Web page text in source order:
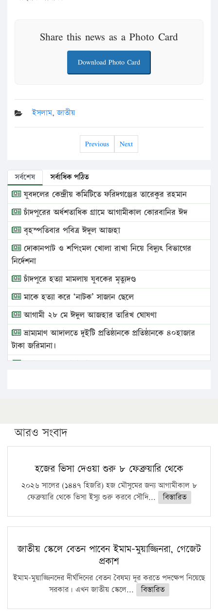
Share this news as a Photo Card
Download Photo Card
ইসলাম,জাতীয়
Previous Next
সর্বশেষ সর্বাধিক পঠিত
যুবদলের কেন্দ্রীয় কমিটিতে ফরিদগঞ্জের তারেকুর রহমান
চাঁদপুরের অর্ধশতাধিক গ্রামে আগামীকাল কোরবানির ঈদ
বৃহস্পতিবার পবিত্র ঈদুল আজহা
দোকানপাট ও শপিংমল খোলা রাখা নিয়ে বিদ্যুৎ বিভাগের
নির্দেশনা
চাঁদপুরে হত্যা মামলায় যুবকের মৃত্যুদণ্ড
মাকে হত্যা করে ‘নাটক’ সাজান ছেলে
আগামী ২৮ মে ঈদুল আজহার তারিখ ঘোষণা
ভ্রাম্যমাণ আদালতে দুইটি প্রতিষ্ঠানকে প্রতিষ্ঠানকে ৪০হাজার
টাকা জরিমানা।
এবার লঞ্চের ভাড়া বাড়ল
পিএইচডি করছেন কুয়েটের কৃতি…
সারা দেশে বজ্রাঘাতে ১৪ জনের প্রাণহানি
কঠোর হচ্ছে এসএসসি ও এইচএসসি পরীক্ষা
ফরিদগঞ্জে আগুনে পুড়লো ৬ ব্যবসা প্রতিষ্ঠান
আরও সংবাদ
হজের ভিসা দেওয়া শুরু ৮ ফেব্রুয়ারি থেকে
২০২৬ সালের (১৪৪৭ হিজরি) হজ মৌসুমের জন্য আগামীকাল ৮
ফেব্রুয়ারি থেকে ভিসা ইস্যু শুরু করবে সৌদি...
বিস্তারিত
জাতীয় স্কেলে বেতন পাবেন ইমাম-মুয়াজ্জিনরা, গেজেট
প্রকাশ
ইমাম-মুয়াজ্জিনদের দীর্ঘদিনের বেতন বৈষম্য দূর করতে পদক্ষেপ নিয়েছে
সরকার। এখন জাতীয় স্কেলে...
বিস্তারিত